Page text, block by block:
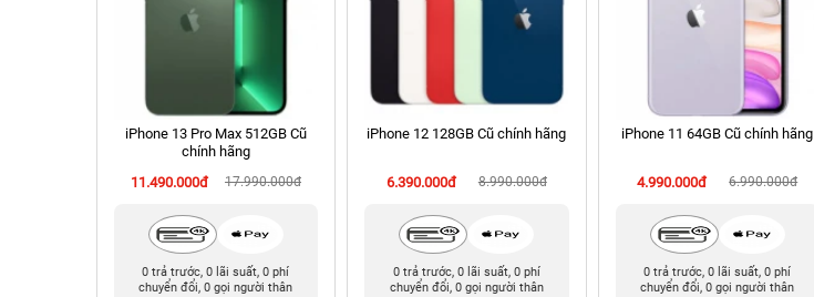
iPhone 13 Pro Max 512GB Cũ
chính hãng
11.490.000đ
17.990.000đ
0 trả trước, 0 lãi suất, 0 phí
chuyển đổi, 0 gọi người thân
iPhone 12 128GB Cũ chính hãng
6.390.000đ 8.990.000đ
0 trả trước, 0 lãi suất, 0 phí
chuyển đổi, 0 gọi người thân
iPhone 11 64GB Cũ chính hãng
4.990.000đ 6.990.000đ
0 trả trước, 0 lãi suất, 0 phí
chuyển đổi, 0 gọi người thân